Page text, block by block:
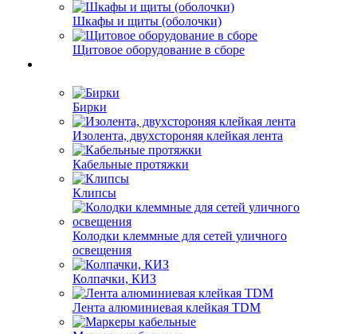
Шкафы и щиты (оболочки)
Щитовое оборудование в сборе
Бирки
Изолента, двухстороняя клейкая лента
Кабельные протяжки
Клипсы
Колодки клеммные для сетей уличного
освещения
Колпачки, КИЗ
Лента алюминиевая клейкая TDM